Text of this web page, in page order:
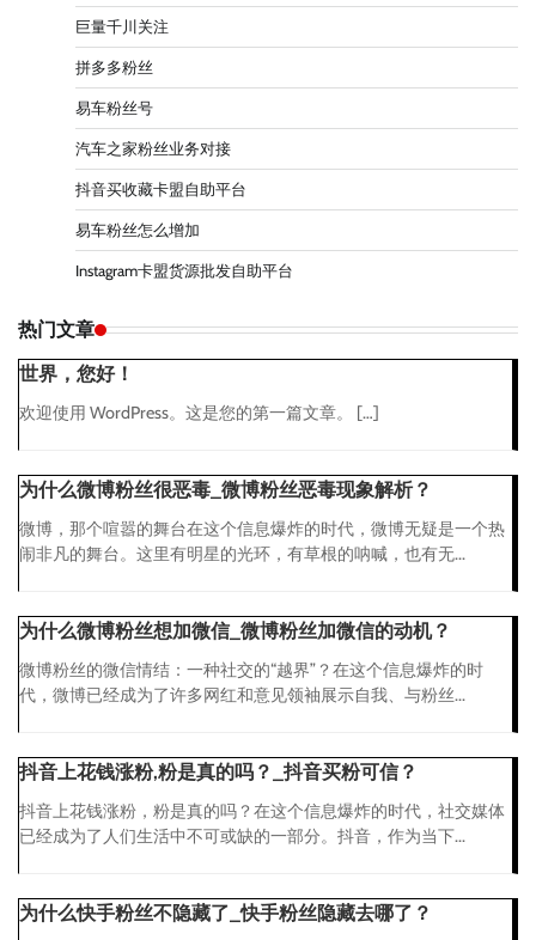
巨量千川关注
拼多多粉丝
易车粉丝号
汽车之家粉丝业务对接
抖音买收藏卡盟自助平台
易车粉丝怎么增加
Instagram卡盟货源批发自助平台
热门文章
世界，您好！
欢迎使用 WordPress。这是您的第一篇文章。 […]
为什么微博粉丝很恶毒_微博粉丝恶毒现象解析？
微博，那个喧嚣的舞台在这个信息爆炸的时代，微博无疑是一个热
闹非凡的舞台。这里有明星的光环，有草根的呐喊，也有无...
为什么微博粉丝想加微信_微博粉丝加微信的动机？
微博粉丝的微信情结：一种社交的“越界”？在这个信息爆炸的时
代，微博已经成为了许多网红和意见领袖展示自我、与粉丝...
抖音上花钱涨粉,粉是真的吗？_抖音买粉可信？
抖音上花钱涨粉，粉是真的吗？在这个信息爆炸的时代，社交媒体
已经成为了人们生活中不可或缺的一部分。抖音，作为当下...
为什么快手粉丝不隐藏了_快手粉丝隐藏去哪了？